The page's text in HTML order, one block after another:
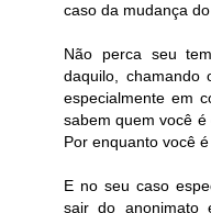
caso da mudança
Não perca seu
daquilo, chamando
especialmente em
sabem quem você é
Por enquanto você
E no seu caso
sair do anonimato